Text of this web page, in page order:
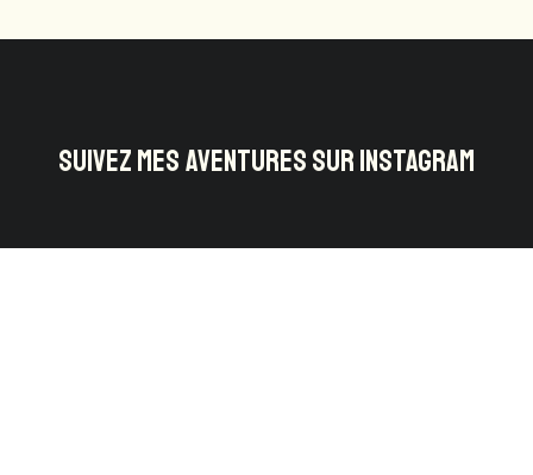
SUIVEZ MES AVENTURES SUR INSTAGRAM